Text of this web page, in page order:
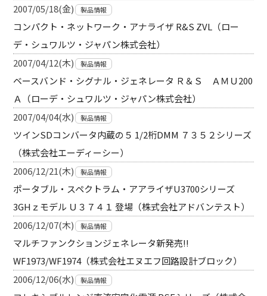
2007/05/18(金)
製品情報
コンパクト・ネットワーク・アナライザ R&S ZVL（ロー
デ・シュワルツ・ジャパン株式会社）
2007/04/12(木)
製品情報
ベースバンド・シグナル・ジェネレータ Ｒ＆Ｓ ＡＭＵ200
Ａ（ローデ・シュワルツ・ジャパン株式会社）
2007/04/04(水)
製品情報
ツインSDコンバータ内蔵の５ 1/2桁DMM ７３５２シリーズ
（株式会社エーディーシー）
2006/12/21(木)
製品情報
ポータブル・スペクトラム・アアライザU3700シリーズ
3GHｚモデル Ｕ３７４１ 登場（株式会社アドバンテスト）
2006/12/07(木)
製品情報
マルチファンクションジェネレータ新発売!!
WF1973/WF1974（株式会社エヌエフ回路設計ブロック）
2006/12/06(水)
製品情報